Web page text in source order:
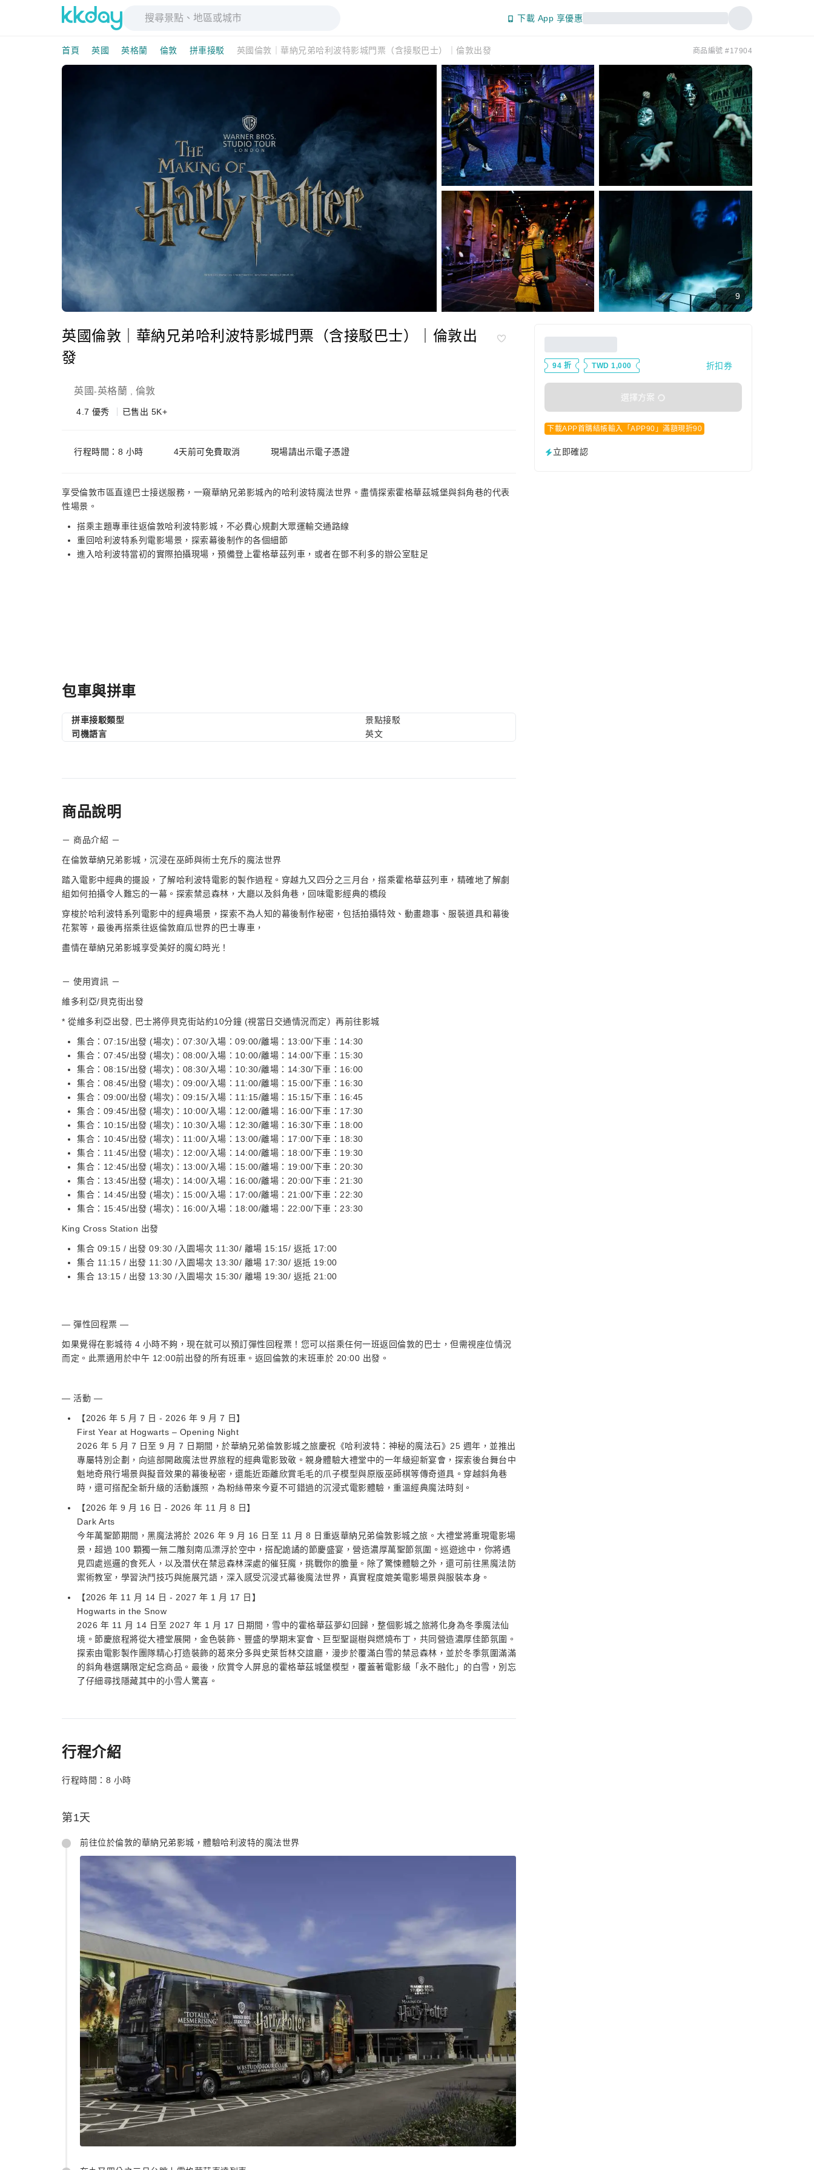
下載 App 享優惠
首頁 英國 英格蘭 倫敦 拼車接駁 英國倫敦｜華納兄弟哈利波特影城門票（含接駁巴士）｜倫敦出發 商品編號 #17904
9
英國倫敦｜華納兄弟哈利波特影城門票（含接駁巴士）｜倫敦出
發
英國-英格蘭 倫敦
4.7 優秀 已售出 5K+
行程時間：8 小時 4天前可免費取消 現場請出示電子憑證
享受倫敦市區直達巴士接送服務，一窺華納兄弟影城內的哈利波特魔法世界。盡情探索霍格華茲城堡與斜角巷的代表
性場景。
搭乘主題專車往返倫敦哈利波特影城，不必費心規劃大眾運輸交通路線
重回哈利波特系列電影場景，探索幕後制作的各個細節
進入哈利波特當初的實際拍攝現場，預備登上霍格華茲列車，或者在鄧不利多的辦公室駐足
94 折 TWD 1,000 折扣券
選擇方案
下載APP首購結帳輸入「APP90」滿額現折90
立即確認
包車與拼車
拼車接駁類型
景點接駁
司機語言
英文
商品說明
－ 商品介紹 －
在倫敦華納兄弟影城，沉浸在巫師與術士充斥的魔法世界
踏入電影中經典的擺設，了解哈利波特電影的製作過程。穿越九又四分之三月台，搭乘霍格華茲列車，精確地了解劇
組如何拍攝令人難忘的一幕。探索禁忌森林，大廳以及斜角巷，回味電影經典的橋段
穿梭於哈利波特系列電影中的經典場景，探索不為人知的幕後制作秘密，包括拍攝特效、動畫趣事、服裝道具和幕後
花絮等，最後再搭乘往返倫敦麻瓜世界的巴士專車，
盡情在華納兄弟影城享受美好的魔幻時光！
－ 使用資訊 －
維多利亞/貝克街出發
* 從維多利亞出發, 巴士將停貝克街站約10分鐘 (視當日交通情況而定）再前往影城
集合：07:15/出發 (場次)：07:30/入場：09:00/離場：13:00/下車：14:30
集合：07:45/出發 (場次)：08:00/入場：10:00/離場：14:00/下車：15:30
集合：08:15/出發 (場次)：08:30/入場：10:30/離場：14:30/下車：16:00
集合：08:45/出發 (場次)：09:00/入場：11:00/離場：15:00/下車：16:30
集合：09:00/出發 (場次)：09:15/入場：11:15/離場：15:15/下車：16:45
集合：09:45/出發 (場次)：10:00/入場：12:00/離場：16:00/下車：17:30
集合：10:15/出發 (場次)：10:30/入場：12:30/離場：16:30/下車：18:00
集合：10:45/出發 (場次)：11:00/入場：13:00/離場：17:00/下車：18:30
集合：11:45/出發 (場次)：12:00/入場：14:00/離場：18:00/下車：19:30
集合：12:45/出發 (場次)：13:00/入場：15:00/離場：19:00/下車：20:30
集合：13:45/出發 (場次)：14:00/入場：16:00/離場：20:00/下車：21:30
集合：14:45/出發 (場次)：15:00/入場：17:00/離場：21:00/下車：22:30
集合：15:45/出發 (場次)：16:00/入場：18:00/離場：22:00/下車：23:30
King Cross Station 出發
集合 09:15 / 出發 09:30 /入園場次 11:30/ 離場 15:15/ 返抵 17:00
集合 11:15 / 出發 11:30 /入園場次 13:30/ 離場 17:30/ 返抵 19:00
集合 13:15 / 出發 13:30 /入園場次 15:30/ 離場 19:30/ 返抵 21:00
— 彈性回程票 —
如果覺得在影城待 4 小時不夠，現在就可以預訂彈性回程票！您可以搭乘任何一班返回倫敦的巴士，但需視座位情況
而定。此票適用於中午 12:00前出發的所有班車。返回倫敦的末班車於 20:00 出發。
— 活動 —
【2026 年 5 月 7 日 - 2026 年 9 月 7 日】
First Year at Hogwarts – Opening Night
2026 年 5 月 7 日至 9 月 7 日期間，於華納兄弟倫敦影城之旅慶祝《哈利波特：神秘的魔法石》25 週年，並推出
專屬特別企劃，向這部開啟魔法世界旅程的經典電影致敬。親身體驗大禮堂中的一年級迎新宴會，探索後台舞台中
魁地奇飛行場景與擬音效果的幕後秘密，還能近距離欣賞毛毛的爪子模型與原版巫師棋等傳奇道具。穿越斜角巷
時，還可搭配全新升級的活動護照，為粉絲帶來今夏不可錯過的沉浸式電影體驗，重溫經典魔法時刻。
【2026 年 9 月 16 日 - 2026 年 11 月 8 日】
Dark Arts
今年萬聖節期間，黑魔法將於 2026 年 9 月 16 日至 11 月 8 日重返華納兄弟倫敦影城之旅。大禮堂將重現電影場
景，超過 100 顆獨一無二雕刻南瓜漂浮於空中，搭配詭譎的節慶盛宴，營造濃厚萬聖節氛圍。巡遊途中，你將遇
見四處巡邏的食死人，以及潛伏在禁忌森林深處的催狂魔，挑戰你的膽量。除了驚悚體驗之外，還可前往黑魔法防
禦術教室，學習決鬥技巧與施展咒語，深入感受沉浸式幕後魔法世界，真實程度媲美電影場景與服裝本身。
【2026 年 11 月 14 日 - 2027 年 1 月 17 日】
Hogwarts in the Snow
2026 年 11 月 14 日至 2027 年 1 月 17 日期間，雪中的霍格華茲夢幻回歸，整個影城之旅將化身為冬季魔法仙
境。節慶旅程將從大禮堂展開，金色裝飾、豐盛的學期末宴會、巨型聖誕樹與燃燒布丁，共同營造濃厚佳節氛圍。
探索由電影製作團隊精心打造裝飾的葛來分多與史萊哲林交誼廳，漫步於覆滿白雪的禁忌森林，並於冬季氛圍滿滿
的斜角巷選購限定紀念商品。最後，欣賞令人屏息的霍格華茲城堡模型，覆蓋著電影級「永不融化」的白雪，別忘
了仔細尋找隱藏其中的小雪人驚喜。
行程介紹
行程時間：8 小時
第1天
前往位於倫敦的華納兄弟影城，體驗哈利波特的魔法世界